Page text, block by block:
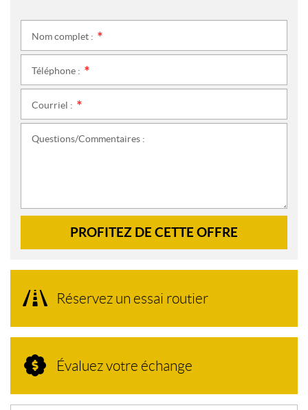
Nom complet :
Téléphone :
Courriel :
Questions/Commentaires :
PROFITEZ DE CETTE OFFRE
Réservez un essai routier
Évaluez votre échange